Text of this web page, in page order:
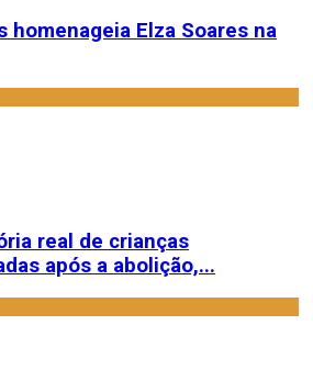
homenageia Elza Soares na
real de crianças
após a abolição,...